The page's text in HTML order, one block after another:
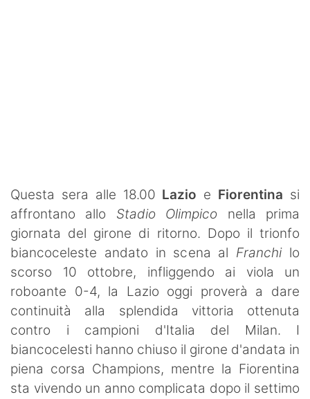
SHOP LAZIO
Contatti
Questa sera alle 18.00 Lazio e Fiorentina si
affrontano allo Stadio Olimpico nella prima
giornata del girone di ritorno. Dopo il trionfo
biancoceleste andato in scena al Franchilo
scorso 10 ottobre, infliggendo ai viola un
roboante 0-4, la Lazio oggi proverà a dare
continuità alla splendida vittoria ottenuta
contro i campioni d'Italia del Milan. I
biancocelesti hanno chiuso il girone d'andata in
piena corsa Champions, mentre la Fiorentina
sta vivendo un anno complicata dopo il settimo